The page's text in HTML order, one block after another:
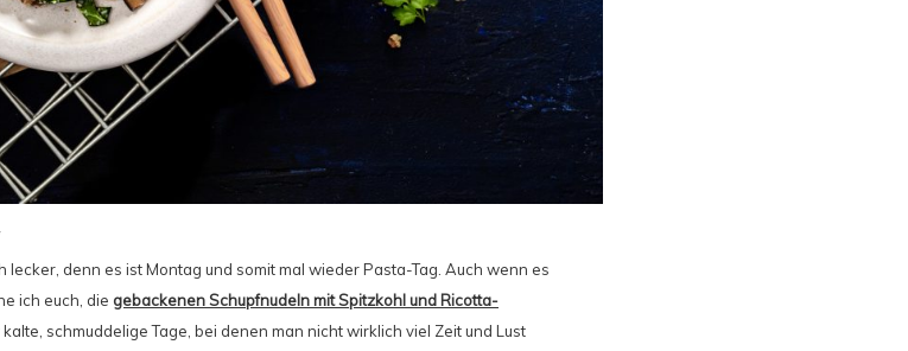
denn es ist Montag und somit mal wieder Pasta-Tag. Auch wenn es
ich euch, die gebackenen Schupfnudeln mit Spitzkohl und Ricotta-
schmuddelige Tage, bei denen man nicht wirklich viel Zeit und Lust